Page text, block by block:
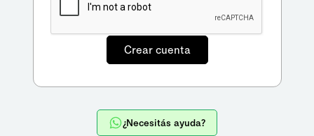
¿Necesitás ayuda?